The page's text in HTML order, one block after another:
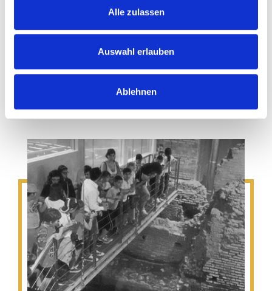
Alle zulassen
Auswahl erlauben
Ablehnen
zugelassenen Fremdenführern
ausgearbeitet wurden.